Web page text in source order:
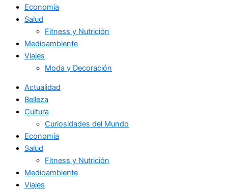
Economía
Salud
Fitness y Nutrición
Medioambiente
Viajes
Moda y Decoración
Actualidad
Belleza
Cultura
Curiosidades del Mundo
Economía
Salud
Fitness y Nutrición
Medioambiente
Viajes